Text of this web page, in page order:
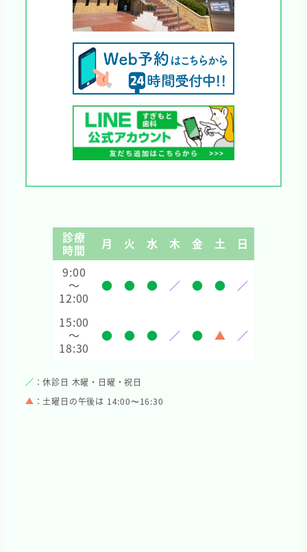
診療
時間 月 火 水 木 金 土
日
9:00
～
12:00
● ● ● ／ ● ● ／
15:00
～
18:30
● ● ● ／ ● ▲ ／
／ ：休診日 木曜・日曜・祝日
▲ ：土曜日の午後は 14:00〜16:30